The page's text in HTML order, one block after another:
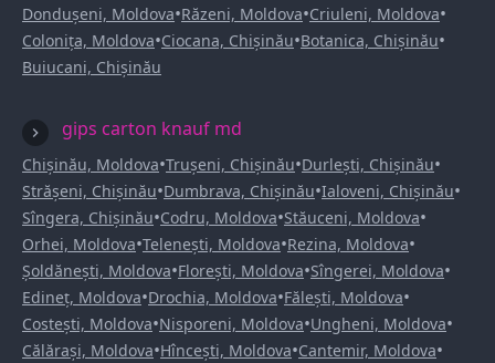
Dondușeni, Moldova•Răzeni, Moldova•Criuleni, Moldova•
Colonița, Moldova•Ciocana, Chișinău•Botanica, Chișinău•
Buiucani, Chișinău
gips carton knauf md
Chișinău, Moldova•Trușeni, Chișinău•Durlești, Chișinău•
Strășeni, Chișinău•Dumbrava, Chișinău•Ialoveni, Chișinău•
Sîngera, Chișinău•Codru, Moldova•Stăuceni, Moldova•
Orhei, Moldova•Telenești, Moldova•Rezina, Moldova•
Șoldănești, Moldova•Florești, Moldova•Sîngerei, Moldova•
Edineț, Moldova•Drochia, Moldova•Fălești, Moldova•
Costești, Moldova•Nisporeni, Moldova•Ungheni, Moldova•
Călărași, Moldova•Hîncești, Moldova•Cantemir, Moldova•